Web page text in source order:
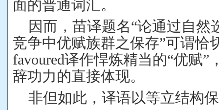
面的普通词汇。
因而，苗译题名“论通过自然
竞争中优赋族群之保存”可谓恰
favoured译作悍炼精当的“优赋”
辞功力的直接体现。
非但如此，译语以等立结构